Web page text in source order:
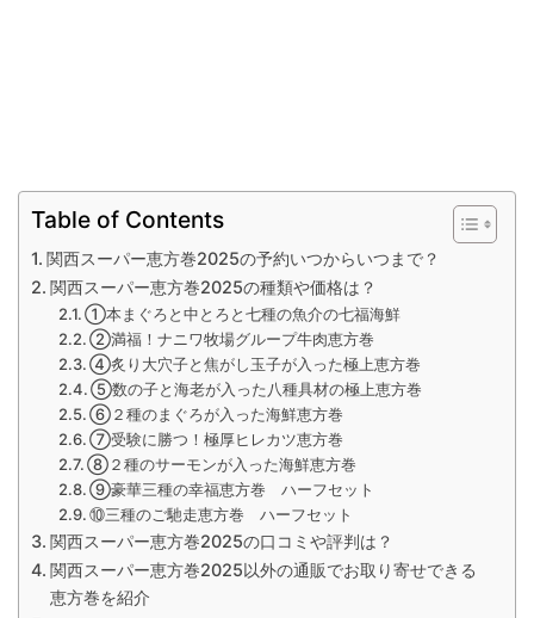
Table of Contents
関西スーパー恵方巻2025の予約いつからいつまで？
関西スーパー恵方巻2025の種類や価格は？
①本まぐろと中とろと七種の魚介の七福海鮮
②満福！ナニワ牧場グループ牛肉恵方巻
④炙り大穴子と焦がし玉子が入った極上恵方巻
⑤数の子と海老が入った八種具材の極上恵方巻
⑥２種のまぐろが入った海鮮恵方巻
⑦受験に勝つ！極厚ヒレカツ恵方巻
⑧２種のサーモンが入った海鮮恵方巻
⑨豪華三種の幸福恵方巻 ハーフセット
⑩三種のご馳走恵方巻 ハーフセット
関西スーパー恵方巻2025の口コミや評判は？
関西スーパー恵方巻2025以外の通販でお取り寄せできる
恵方巻を紹介